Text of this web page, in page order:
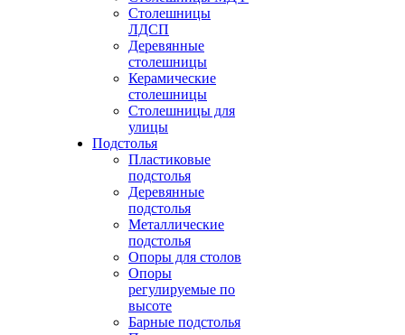
Столешницы
ЛДСП
Деревянные
столешницы
Керамические
столешницы
Столешницы для
улицы
Подстолья
Пластиковые
подстолья
Деревянные
подстолья
Металлические
подстолья
Опоры для столов
Опоры
регулируемые по
высоте
Барные подстолья